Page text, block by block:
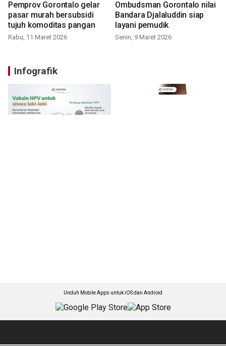
Pemprov Gorontalo gelar
pasar murah bersubsidi
tujuh komoditas pangan
Rabu, 11 Maret 2026
Ombudsman Gorontalo nilai
Bandara Djalaluddin siap
layani pemudik
Senin, 9 Maret 2026
Infografik
Unduh Mobile Apps untuk iOS dan Android